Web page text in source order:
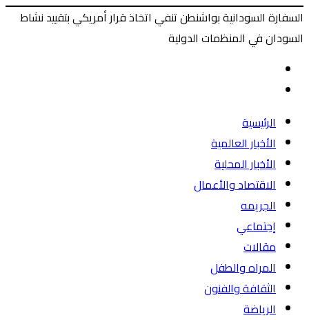
السفارة السودانية بواشنطن تنفي اتخاذ قرار أمريكي بتقييد نشاط
السودان في المنظمات الدولية
الرئيسية
الأخبار العالمية
الأخبار المحلية
الاقتصاد والأعمال
الجريمه
إجتماعي
مقالات
المراه والطفل
الثقافة والفنون
الرياضة